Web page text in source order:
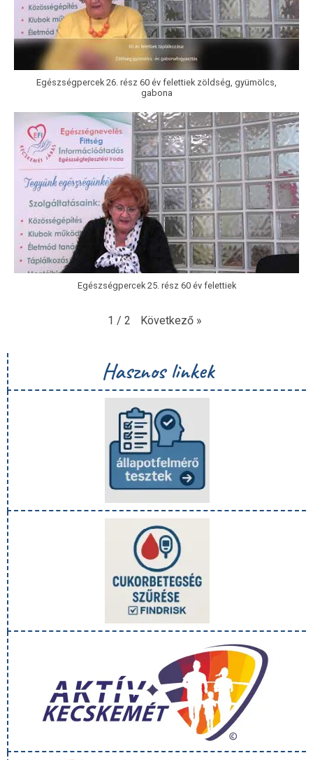
Egészségpercek 26. rész 60 év felettiek zöldség, gyümölcs,
gabona
Egészségpercek 25. rész 60 év felettiek
1 / 2 Következő »
Hasznos linkek